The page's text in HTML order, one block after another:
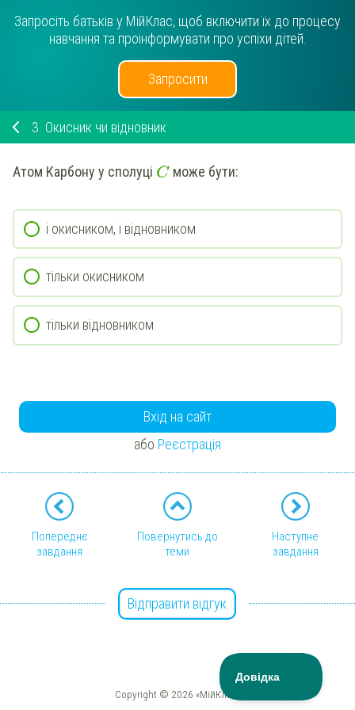
Запросіть батьків у МійКлас, щоб включити їх до процесу
навчання та проінформувати про успіхи дітей.
Запросити
3. Окисник чи відновник
Атом Карбону у сполуці C може бути:
і окисником, і відновником
тільки окисником
тільки відновником
Вхід на сайт
або Реєстрація
Попереднє
завдання
Повернутись до
теми
Наступне
завдання
Відправити відгук
Copyright © 2026 «МійКлас»